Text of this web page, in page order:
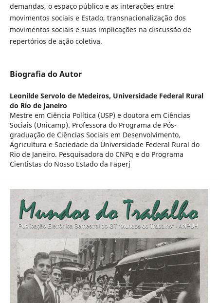
demandas, o espaço público e as interações entre
movimentos sociais e Estado, transnacionalização dos
movimentos sociais e suas implicações na discussão de
repertórios de ação coletiva.
Biografia do Autor
Leonilde Servolo de Medeiros, Universidade Federal Rural
do Rio de Janeiro
Mestre em Ciência Política (USP) e doutora em Ciências
Sociais (Unicamp). Professora do Programa de Pós-
graduação de Ciências Sociais em Desenvolvimento,
Agricultura e Sociedade da Universidade Federal Rural do
Rio de Janeiro. Pesquisadora do CNPq e do Programa
Cientistas do Nosso Estado da Faperj